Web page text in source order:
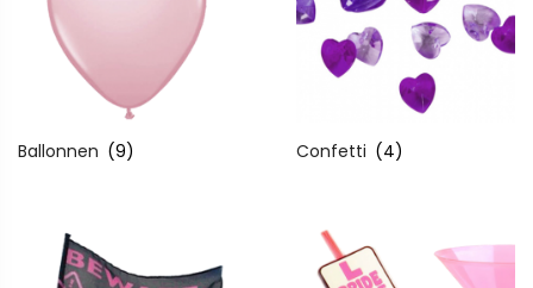
Ballonnen (9) Confetti (4)